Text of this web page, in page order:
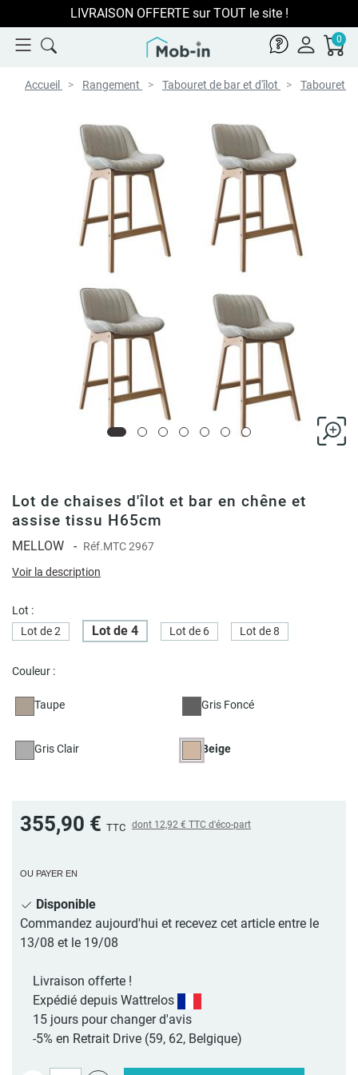
LIVRAISON OFFERTE sur TOUT le site !
0
Accueil Rangement Tabouret de bar et d'îlot Tabouret
Lot de chaises d'îlot et bar en chêne et
assise tissu H65cm
MELLOW - Réf.MTC 2967
Voir la description
Lot :
Lot de 2
Lot de 4 Lot de 6 Lot de 8
Couleur :
Taupe Gris Foncé
Gris Clair Beige
355,90 € TTC dont 12,92 € TTC d'éco-part
OU PAYER EN
Disponible
Commandez aujourd'hui et recevez cet article entre le
13/08 et le 19/08
Livraison offerte !
Expédié depuis Wattrelos
15 jours pour changer d'avis
-5% en Retrait Drive (59, 62, Belgique)